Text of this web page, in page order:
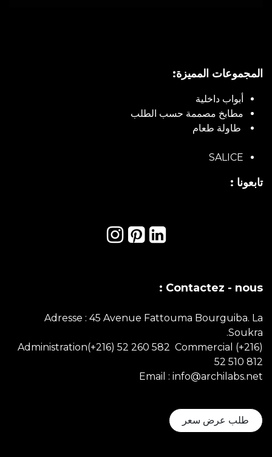
المجموعات المميزة:
أبواب داخلية
مطابخ مصممة حسب الطلب
طاولة طعام
SALICE
تابعونا :
Contactez - nous :
Adresse : 45 Avenue Fattouma Bourguiba. La
Soukra.
Administration(+216) 52 260 582 Commercial (+216)
52 510 812
Email : info@archilabs.net
طلب عرض سعر